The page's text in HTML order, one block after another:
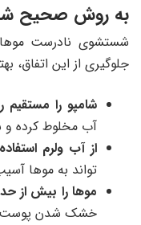
به روش صحیح
شستشوی نادرست
جلوگیری از این اتفاق،
شامپو را مستقیم
آب مخلوط کرده
از آب ولرم
تواند به موها
موها را بیش از
خشک شدن پوست